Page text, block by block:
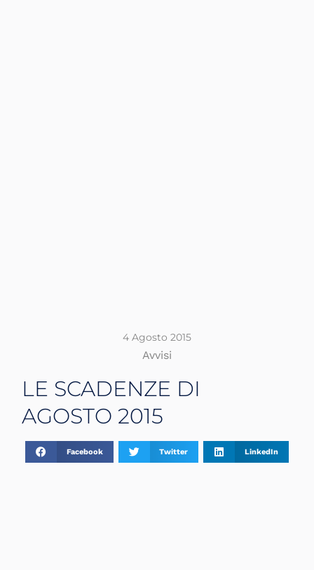
4 Agosto 2015
Avvisi
LE SCADENZE DI
AGOSTO 2015
Facebook Twitter LinkedIn